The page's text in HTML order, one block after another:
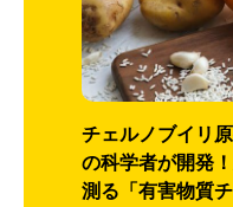
チェルノブイリ
の科学者が開発
測る「有害物質